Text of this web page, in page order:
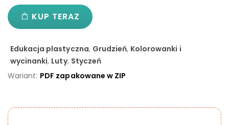
KUP TERAZ
Edukacja plastyczna, Grudzień, Kolorowanki i
wycinanki, Luty, Styczeń
Wariant: PDF zapakowane w ZIP